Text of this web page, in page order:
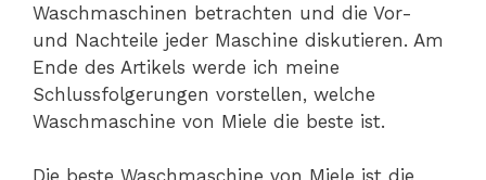
Waschmaschinen betrachten und die Vor-
und Nachteile jeder Maschine diskutieren. Am
Ende des Artikels werde ich meine
Schlussfolgerungen vorstellen, welche
Waschmaschine von Miele die beste ist.